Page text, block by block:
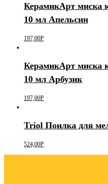
КерамикАрт миска
10 мл Апельсин
197,00Р
КерамикАрт миска
10 мл Арбузик
197,00Р
Triol Поилка для
524,00Р